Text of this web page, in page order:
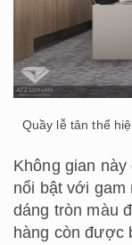
Quầy lễ tân thể
Không gian
nổi bật với
dáng tròn màu
hàng còn được